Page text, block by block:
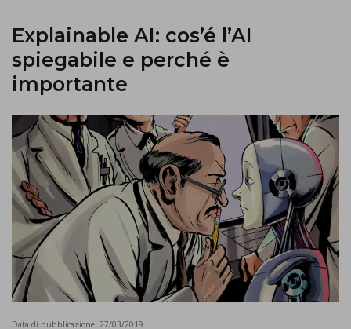
Explainable AI: cos’é l’AI
spiegabile e perché è
importante
Data di pubblicazione: 27/03/2019